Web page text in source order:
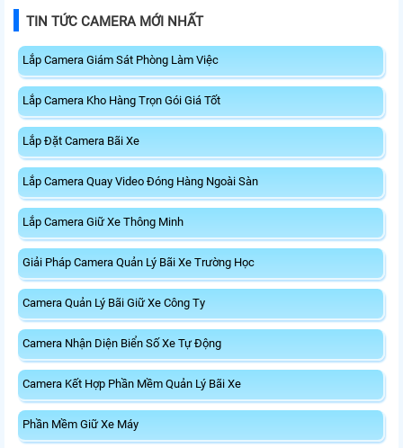
TIN TỨC CAMERA MỚI NHẤT
Lắp Camera Giám Sát Phòng Làm Việc
Lắp Camera Kho Hàng Trọn Gói Giá Tốt
Lắp Đặt Camera Bãi Xe
Lắp Camera Quay Video Đóng Hàng Ngoài Sàn
Lắp Camera Giữ Xe Thông Minh
Giải Pháp Camera Quản Lý Bãi Xe Trường Học
Camera Quản Lý Bãi Giữ Xe Công Ty
Camera Nhận Diện Biển Số Xe Tự Động
Camera Kết Hợp Phần Mềm Quản Lý Bãi Xe
Phần Mềm Giữ Xe Máy